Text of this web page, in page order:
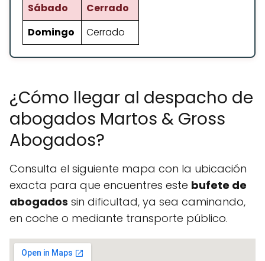
Sábado
Cerrado
Domingo
Cerrado
¿Cómo llegar al despacho de
abogados Martos & Gross
Abogados?
Consulta el siguiente mapa con la ubicación
exacta para que encuentres este bufete de
abogados sin dificultad, ya sea caminando,
en coche o mediante transporte público.